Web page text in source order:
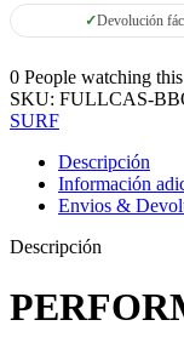
Devolución
0 People watching
SKU: FULLCAS-
SURF
Descripción
Información
Envios &
Descripción